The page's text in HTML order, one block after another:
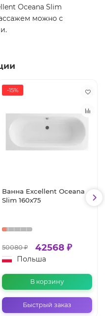
Oceana Slim
можно с
-15%
Ванна Excellent Oceana
Slim 160x75
50080 ₽ 42568 ₽
Польша
В корзину
Быстрый заказ